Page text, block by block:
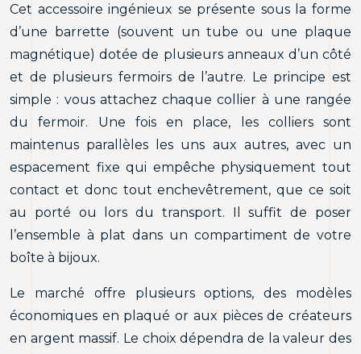
Cet accessoire ingénieux se présente sous la forme
d’une barrette (souvent un tube ou une plaque
magnétique) dotée de plusieurs anneaux d’un côté
et de plusieurs fermoirs de l’autre. Le principe est
simple : vous attachez chaque collier à une rangée
du fermoir. Une fois en place, les colliers sont
maintenus parallèles les uns aux autres, avec un
espacement fixe qui empêche physiquement tout
contact et donc tout enchevêtrement, que ce soit
au porté ou lors du transport. Il suffit de poser
l’ensemble à plat dans un compartiment de votre
boîte à bijoux.
Le marché offre plusieurs options, des modèles
économiques en plaqué or aux pièces de créateurs
en argent massif. Le choix dépendra de la valeur des